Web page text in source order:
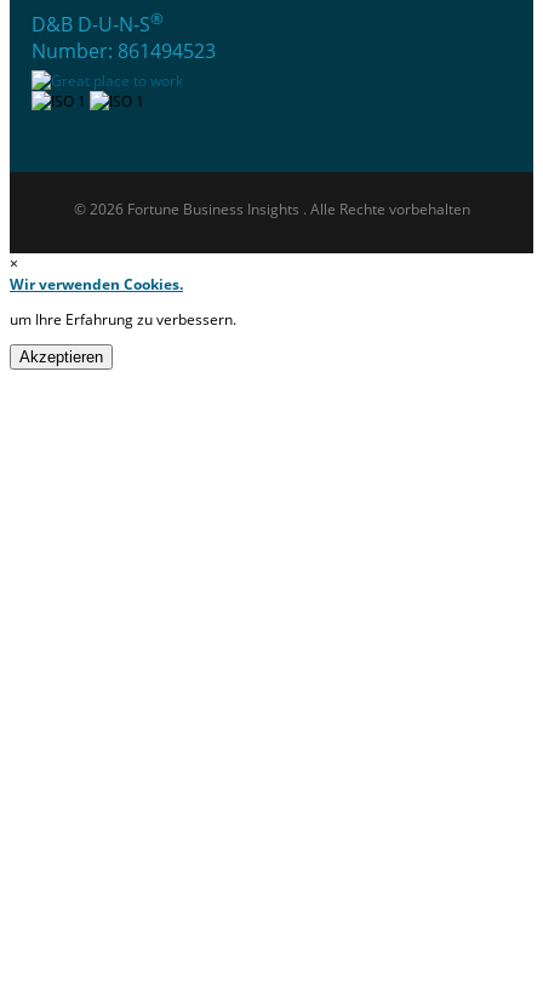
D&B D-U-N-S®
Number: 861494523
© 2026 Fortune Business Insights . Alle Rechte vorbehalten
×
Wir verwenden Cookies.
um Ihre Erfahrung zu verbessern.
Akzeptieren